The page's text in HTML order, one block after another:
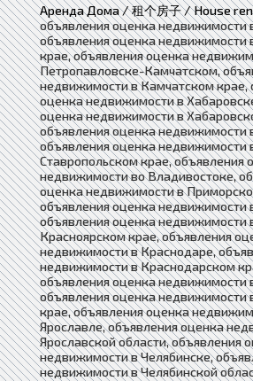
Аренда Дома / 租个房子 / House
объявления оценка недвижимости
объявления оценка недвижимости
крае, объявления оценка
Петропавловске-Камчатском,
недвижимости в Камчатском крае,
оценка недвижимости в
оценка недвижимости в
объявления оценка недвижимости
объявления оценка недвижимости
Ставропольском крае, объявления
недвижимости во Владивостоке,
оценка недвижимости в
объявления оценка недвижимости
объявления оценка недвижимости
Красноярском крае, объявления
недвижимости в Краснодаре,
недвижимости в Краснодарском
объявления оценка недвижимости
объявления оценка недвижимости
крае, объявления оценка
Ярославле, объявления оценка
Ярославской области, объявления
недвижимости в Челябинске,
недвижимости в Челябинской